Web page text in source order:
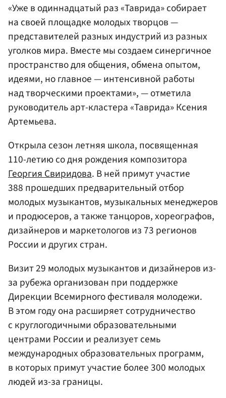
«Уже в одиннадцатый раз «Таврида» собирает
на своей площадке молодых творцов —
представителей разных индустрий из разных
уголков мира. Вместе мы создаем синергичное
пространство для общения, обмена опытом,
идеями, но главное — интенсивной работы
над творческими проектами», — отметила
руководитель арт-кластера «Таврида» Ксения
Артемьева.
Открыла сезон летняя школа, посвященная
110-летию со дня рождения композитора
Георгия Свиридова. В ней примут участие
388 прошедших предварительный отбор
молодых музыкантов, музыкальных менеджеров
и продюсеров, а также танцоров, хореографов,
дизайнеров и маркетологов из 73 регионов
России и других стран.
Визит 29 молодых музыкантов и дизайнеров из-
за рубежа организован при поддержке
Дирекции Всемирного фестиваля молодежи.
В этом году она расширяет сотрудничество
с круглогодичными образовательными
центрами России и реализует семь
международных образовательных программ,
в которых примут участие более 300 молодых
людей из-за границы.